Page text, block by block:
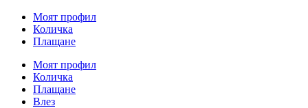
Моят профил
Количка
Плащане
Моят профил
Количка
Плащане
Влез